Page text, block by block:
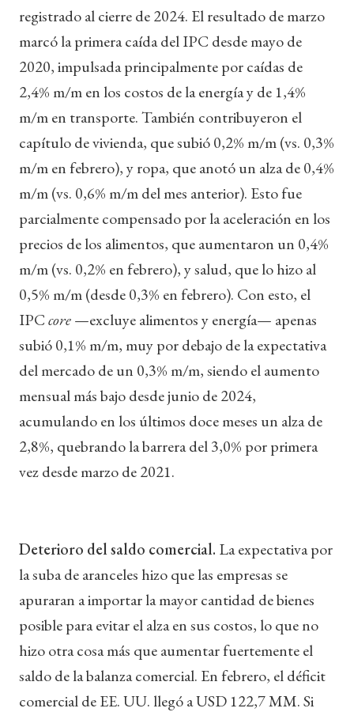
registrado al cierre de 2024. El resultado de marzo
marcó la primera caída del IPC desde mayo de
2020, impulsada principalmente por caídas de
2,4% m/m en los costos de la energía y de 1,4%
m/m en transporte. También contribuyeron el
capítulo de vivienda, que subió 0,2% m/m (vs. 0,3%
m/m en febrero), y ropa, que anotó un alza de 0,4%
m/m (vs. 0,6% m/m del mes anterior). Esto fue
parcialmente compensado por la aceleración en los
precios de los alimentos, que aumentaron un 0,4%
m/m (vs. 0,2% en febrero), y salud, que lo hizo al
0,5% m/m (desde 0,3% en febrero). Con esto, el
IPCcore—excluye alimentos y energía— apenas
subió 0,1% m/m, muy por debajo de la expectativa
del mercado de un 0,3% m/m, siendo el aumento
mensual más bajo desde junio de 2024,
acumulando en los últimos doce meses un alza de
2,8%, quebrando la barrera del 3,0% por primera
vez desde marzo de 2021.
Deterioro del saldo comercial. La expectativa por
la suba de aranceles hizo que las empresas se
apuraran a importar la mayor cantidad de bienes
posible para evitar el alza en sus costos, lo que no
hizo otra cosa más que aumentar fuertemente el
saldo de la balanza comercial. En febrero, el déficit
comercial de EE. UU. llegó a USD 122,7 MM. Si